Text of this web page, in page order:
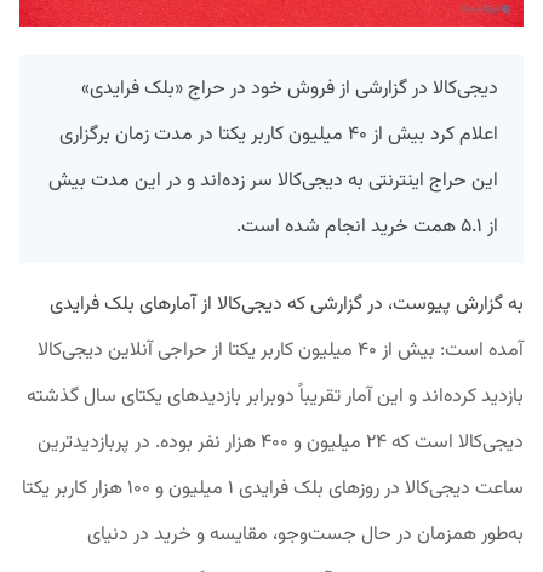
دیجی‌کالا در گزارشی از فروش خود در حراج «بلک فرایدی»
اعلام کرد بیش از ۴۰ میلیون کاربر یکتا در مدت زمان برگزاری
این حراج اینترنتی به دیجی‌کالا سر زده‌اند و در این مدت بیش
از ۵.۱ همت خرید انجام شده است.
به گزارش پیوست، در گزارشی که دیجی‌کالا از آمارهای بلک فرایدی
آمده است: بیش از ۴۰ میلیون کاربر یکتا از حراجی آنلاین دیجی‌کالا
بازدید کرده‌اند و این آمار تقریباً دوبرابر بازدیدهای یکتای سال گذشته
دیجی‌کالا است که ۲۴ میلیون و ۴۰۰ هزار نفر بوده. در پربازدیدترین
ساعت دیجی‌کالا در روزهای بلک فرایدی ۱ میلیون و ۱۰۰ هزار کاربر یکتا
به‌طور همزمان در حال جست‌وجو، مقایسه و خرید در دنیای